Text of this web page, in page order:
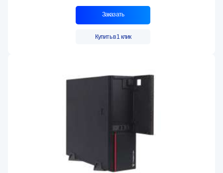
Заказать
Купить в 1 клик